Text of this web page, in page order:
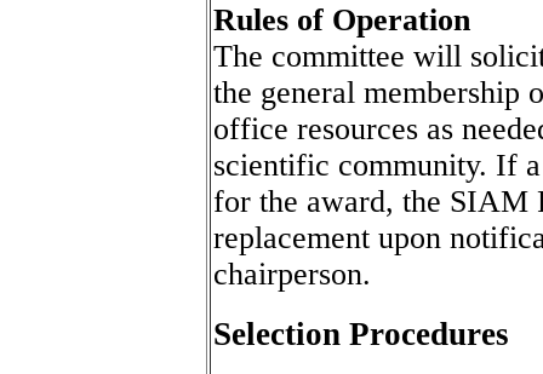
Rules of Operation
The committee will
the general
office resources as
scientific community. If
for the award, the SIAM
replacement upon
chairperson.
Selection Procedures